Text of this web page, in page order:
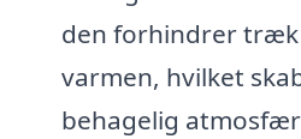
den forhindrer træk
varmen, hvilket
behagelig